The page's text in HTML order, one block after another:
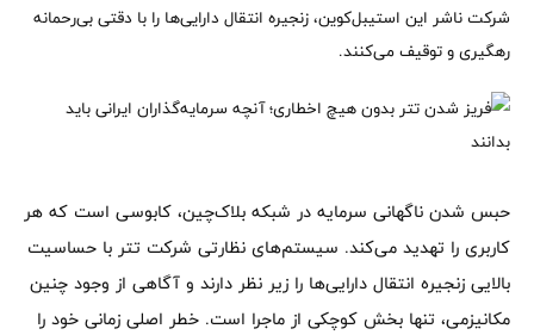
شرکت ناشر این استیبل‌کوین، زنجیره انتقال دارایی‌ها را با دقتی بی‌رحمانه
رهگیری و توقیف می‌کنند.
حبس شدن ناگهانی سرمایه در شبکه بلاک‌چین، کابوسی است که هر
کاربری را تهدید می‌کند. سیستم‌های نظارتی شرکت تتر با حساسیت
بالایی زنجیره انتقال دارایی‌ها را زیر نظر دارند و آگاهی از وجود چنین
مکانیزمی، تنها بخش کوچکی از ماجرا است. خطر اصلی زمانی خود را